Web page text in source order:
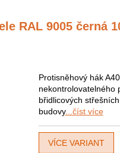
RAL 9005 černá
Protisněhový hák
nekontrolovatelného
břidlicových
budovy...číst více
VÍCE VARIANT